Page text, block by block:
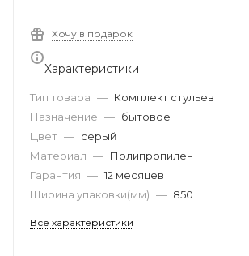
Хочу в подарок
Характеристики
Тип товара — Комплект стульев
Назначение — бытовое
Цвет — серый
Материал — Полипропилен
Гарантия — 12 месяцев
Ширина упаковки(мм) — 850
Все характеристики